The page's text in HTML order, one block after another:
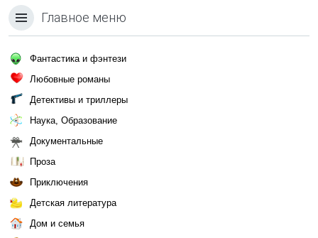
Главное меню
Фантастика и фэнтези
Любовные романы
Детективы и триллеры
Наука, Образование
Документальные
Проза
Приключения
Детская литература
Дом и семья